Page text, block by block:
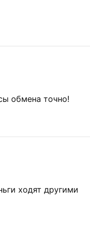
обмена точно!
ходят другими